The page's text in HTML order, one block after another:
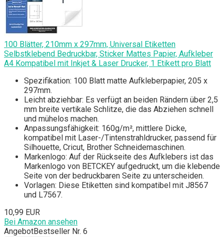
100 Blätter, 210mm x 297mm, Universal Etiketten
Selbstklebend Bedruckbar, Sticker Mattes Papier, Aufkleber
A4 Kompatibel mit Inkjet & Laser Drucker, 1 Etikett pro Blatt
Spezifikation: 100 Blatt matte Aufkleberpapier, 205 x
297mm.
Leicht abziehbar: Es verfügt an beiden Rändern über 2,5
mm breite vertikale Schlitze, die das Abziehen schnell
und mühelos machen.
Anpassungsfähigkeit: 160g/m², mittlere Dicke,
kompatibel mit Laser-/Tintenstrahldrucker, passend für
Silhouette, Cricut, Brother Schneidemaschinen.
Markenlogo: Auf der Rückseite des Aufklebers ist das
Markenlogo von BETCKEY aufgedruckt, um die klebende
Seite von der bedruckbaren Seite zu unterscheiden.
Vorlagen: Diese Etiketten sind kompatibel mit J8567
und L7567.
10,99 EUR
Bei Amazon ansehen
AngebotBestseller Nr. 6